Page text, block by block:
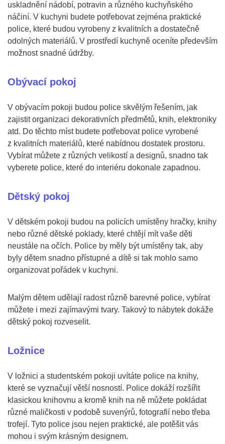
uskladnění nádobí, potravin a různého kuchyňského
náčiní. V kuchyni budete potřebovat zejména praktické
police, které budou vyrobeny z kvalitních a dostatečně
odolných materiálů. V prostředí kuchyně oceníte především
možnost snadné údržby.
Obývací pokoj
V obývacím pokoji budou police skvělým řešením, jak
zajistit organizaci dekorativních předmětů, knih, elektroniky
atd. Do těchto míst budete potřebovat police vyrobené
z kvalitních materiálů, které nabídnou dostatek prostoru.
Vybírat můžete z různých velikostí a designů, snadno tak
vyberete police, které do interiéru dokonale zapadnou.
Dětský pokoj
V dětském pokoji budou na policích umístěny hračky, knihy
nebo různé dětské poklady, které chtějí mít vaše děti
neustále na očích. Police by měly být umístěny tak, aby
byly dětem snadno přístupné a dítě si tak mohlo samo
organizovat pořádek v kuchyni.
Malým dětem udělají radost různě barevné police, vybírat
můžete i mezi zajímavými tvary. Takový to nábytek dokáže
dětský pokoj rozveselit.
Ložnice
V ložnici a studentském pokoji uvítáte police na knihy,
které se vyznačují větší nosností. Police dokáží rozšířit
klasickou knihovnu a kromě knih na ně můžete pokládat
různé maličkosti v podobě suvenýrů, fotografií nebo třeba
trofejí. Tyto police jsou nejen praktické, ale potěšit vás
mohou i svým krásným designem.